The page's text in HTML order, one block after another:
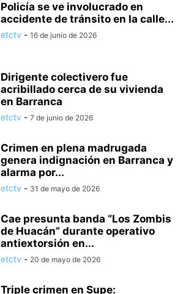
Policía se ve involucrado en
accidente de tránsito en la calle...
etctv - 16 de junio de 2026
Dirigente colectivero fue
acribillado cerca de su vivienda
en Barranca
etctv - 7 de junio de 2026
Crimen en plena madrugada
genera indignación en Barranca y
alarma por...
etctv - 31 de mayo de 2026
Cae presunta banda “Los Zombis
de Huacán” durante operativo
antiextorsión en...
etctv - 20 de mayo de 2026
Triple crimen en Supe: